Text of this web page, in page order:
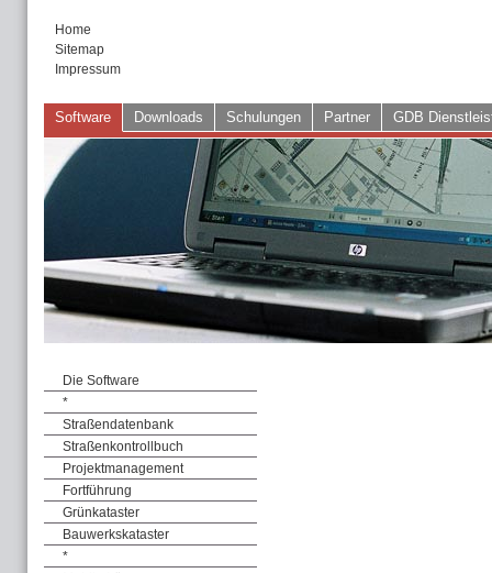
Home
Sitemap
Impressum
Software Downloads Schulungen Partner GDB
Die Software
*
Straßendatenbank
Straßenkontrollbuch
Projektmanagement
Fortführung
Grünkataster
Bauwerkskataster
*